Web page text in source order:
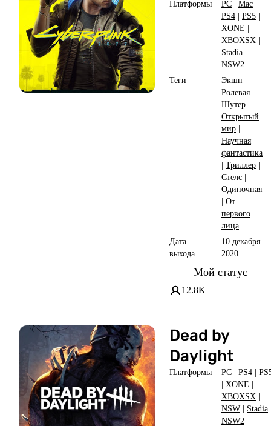
Платформы PC | Mac |
PS4 | PS5 |
XONE |
XBOXSX |
Stadia |
NSW2
Теги
Экшн |
Ролевая |
Шутер |
Открытый
мир |
Научная
фантастика
| Триллер |
Стелс |
Одиночная
| От
первого
лица
Дата
выхода
10 декабря
2020
Мой статус
12.8K
Dead by
Daylight
Платформы PC | PS4 |
| XONE |
XBOXSX |
NSW | Stadia
NSW2